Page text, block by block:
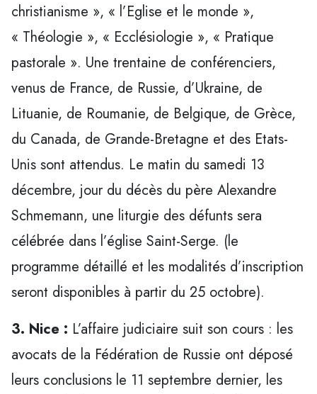
christianisme », « l’Eglise et le monde »,
« Théologie », « Ecclésiologie », « Pratique
pastorale ». Une trentaine de conférenciers,
venus de France, de Russie, d’Ukraine, de
Lituanie, de Roumanie, de Belgique, de Grèce,
du Canada, de Grande-Bretagne et des Etats-
Unis sont attendus. Le matin du samedi 13
décembre, jour du décès du père Alexandre
Schmemann, une liturgie des défunts sera
célébrée dans l’église Saint-Serge. (le
programme détaillé et les modalités d’inscription
seront disponibles à partir du 25 octobre).
3. Nice : L’affaire judiciaire suit son cours : les
avocats de la Fédération de Russie ont déposé
leurs conclusions le 11 septembre dernier, les